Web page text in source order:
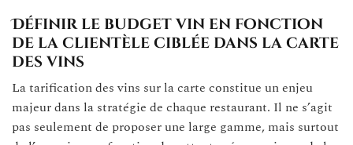
Définir le budget vin en fonction
de la clientèle ciblée dans la carte
des vins
La tarification des vins sur la carte constitue un enjeu
majeur dans la stratégie de chaque restaurant. Il ne s’agit
pas seulement de proposer une large gamme, mais surtout